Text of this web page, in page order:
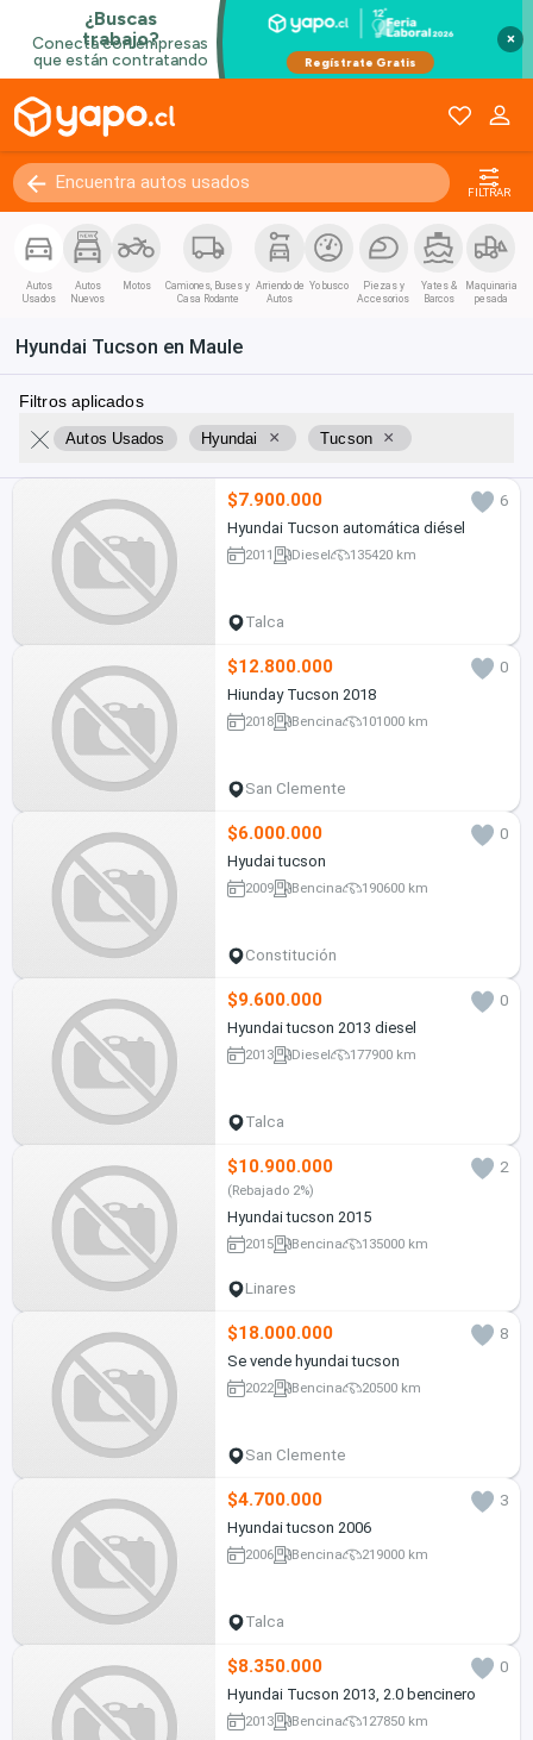
×
FILTRAR
Autos
Usados
Autos
Nuevos
Motos
Camiones, Buses y
Casa Rodante
Arriendo de
Autos
Yo busco
Piezas y
Accesorios
Yates &
Barcos
Maquinaria
pesada
Hyundai Tucson en Maule
Filtros aplicados
Autos Usados Hyundai × Tucson ×
$7.900.000
6
Hyundai Tucson automática diésel
2011 Diesel 135420 km
Talca
$12.800.000
0
Hiunday Tucson 2018
2018 Bencina 101000 km
San Clemente
$6.000.000
0
Hyudai tucson
2009 Bencina 190600 km
Constitución
$9.600.000
0
Hyundai tucson 2013 diesel
2013 Diesel 177900 km
Talca
$10.900.000 2
(Rebajado 2%)
Hyundai tucson 2015
2015 Bencina 135000 km
Linares
$18.000.000
8
Se vende hyundai tucson
2022 Bencina 20500 km
San Clemente
$4.700.000
3
Hyundai tucson 2006
2006 Bencina 219000 km
Talca
$8.350.000
0
Hyundai Tucson 2013, 2.0 bencinero
2013 Bencina 127850 km